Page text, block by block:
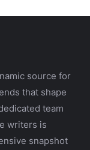
source for
that shape
team
writers is
snapshot